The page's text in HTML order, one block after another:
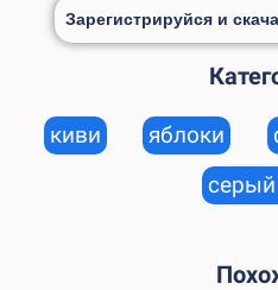
Зарегистрируйся и
киви яблоки